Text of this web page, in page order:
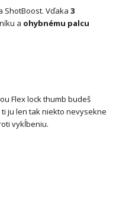
ShotBoost. Vďaka 3
a ohybnému palcu
Flex lock thumb budeš
ti ju len tak niekto nevysekne
vykĺbeniu.